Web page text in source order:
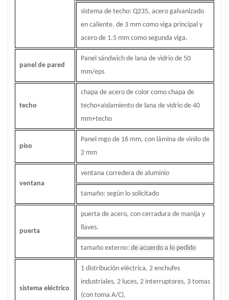
sistema de techo: Q235, acero galvanizado
en caliente. de 3 mm como viga principal y
acero de 1.5 mm como segunda viga.
panel de pared
Panel sándwich de lana de vidrio de 50
mm/eps
techo
chapa de acero de color como chapa de
techo+aislamiento de lana de vidrio de 40
mm+techo
piso
Panel mgo de 16 mm, con lámina de vinilo de
2 mm
ventana
ventana corredera de aluminio
tamaño: según lo solicitado
puerta
puerta de acero, con cerradura de manija y
llaves.
tamaño externo: de acuerdo a lo pedido
sistema eléctrico
1 distribución eléctrica, 2 enchufes
industriales, 2 luces, 2 interruptores, 3 tomas
(con toma A/C),